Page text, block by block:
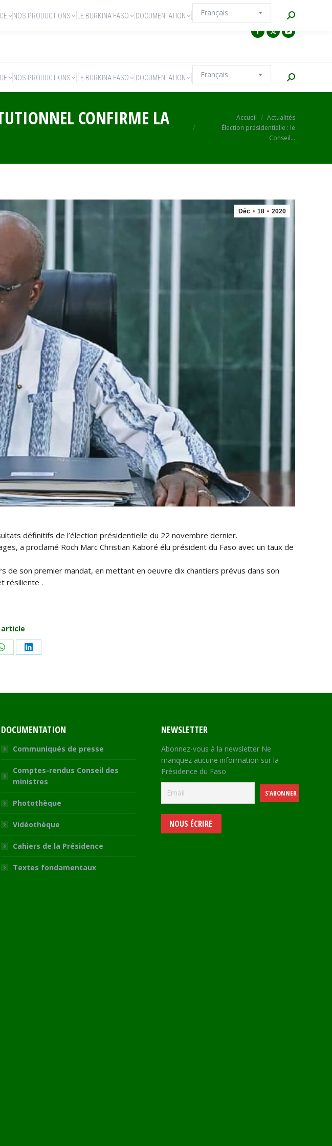
NOS PRODUCTIONS LE BURKINA FASO DOCUMENTATION Recherche
CONFIRME LA
Vous êtes ici :Accueil
Actualités
Élection présidentielle : le
Conseil…
Déc 18 2020
définitifs de l’élection présidentielle du 22 novembre dernier.
a proclamé Roch Marc Christian Kaboré élu président du Faso avec un taux de
de son premier mandat, en mettant en oeuvre dix chantiers prévus dans son
résiliente .
Share Share
DOCUMENTATION
Communiqués de presse
Comptes-rendus Conseil des
ministres
Photothèque
Vidéothèque
Cahiers de la Présidence
Textes fondamentaux
NEWSLETTER
Abonnez-vous à la newsletter Ne
manquez aucune information sur la
Présidence du Faso
NOUS ÉCRIRE
NOS PRODUCTIONS LE BURKINA FASO DOCUMENTATION Recherche